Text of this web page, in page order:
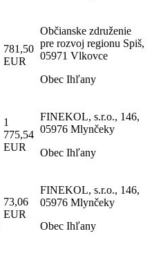
781,50
EUR
Občianske združenie
pre rozvoj regionu Spiš,
05971 Vlkovce
Obec Ihľany
1
775,54
EUR
FINEKOL, s.r.o., 146,
05976 Mlynčeky
Obec Ihľany
73,06
EUR
FINEKOL, s.r.o., 146,
05976 Mlynčeky
Obec Ihľany